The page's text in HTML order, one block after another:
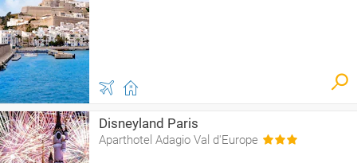
Disneyland Paris
Aparthotel Adagio Val d'Europe